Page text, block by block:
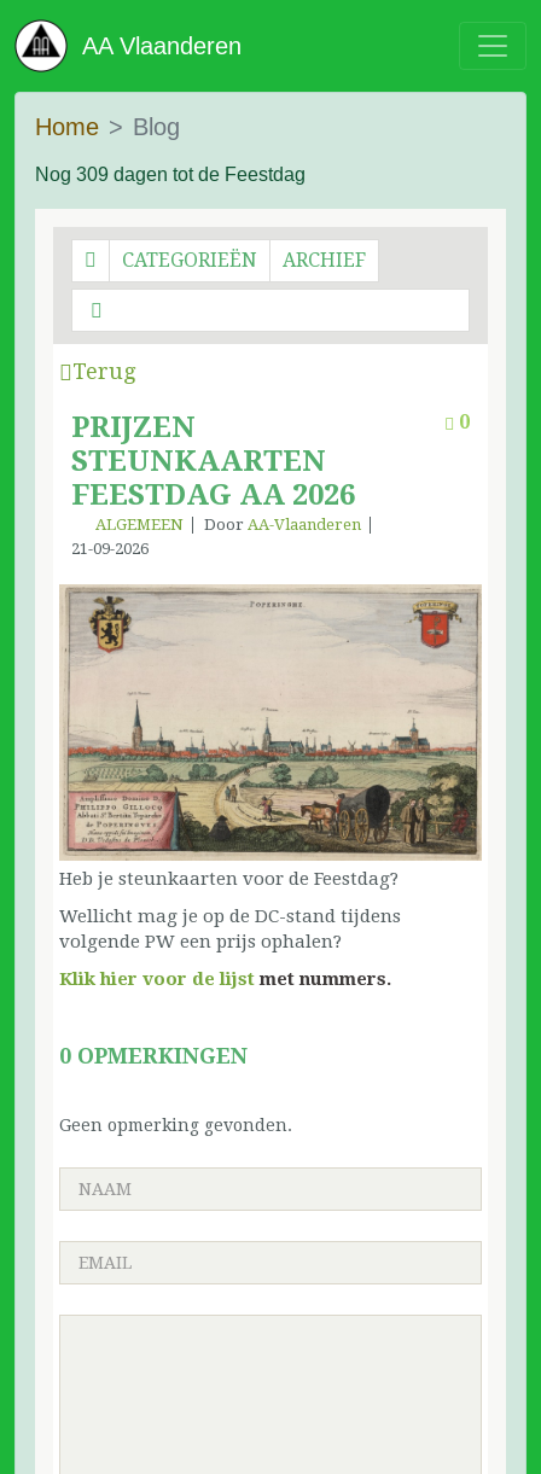
AA Vlaanderen
Home Blog
Nog 309 dagen tot de Feestdag
CATEGORIEËN ARCHIEF
Terug
0
PRIJZEN
STEUNKAARTEN
FEESTDAG AA 2026
ALGEMEEN Door AA-Vlaanderen
21-09-2026
Heb je steunkaarten voor de Feestdag?
Wellicht mag je op de DC-stand tijdens
volgende PW een prijs ophalen?
Klik hier voor de lijstmet nummers.
0 OPMERKINGEN
Geen opmerking gevonden.